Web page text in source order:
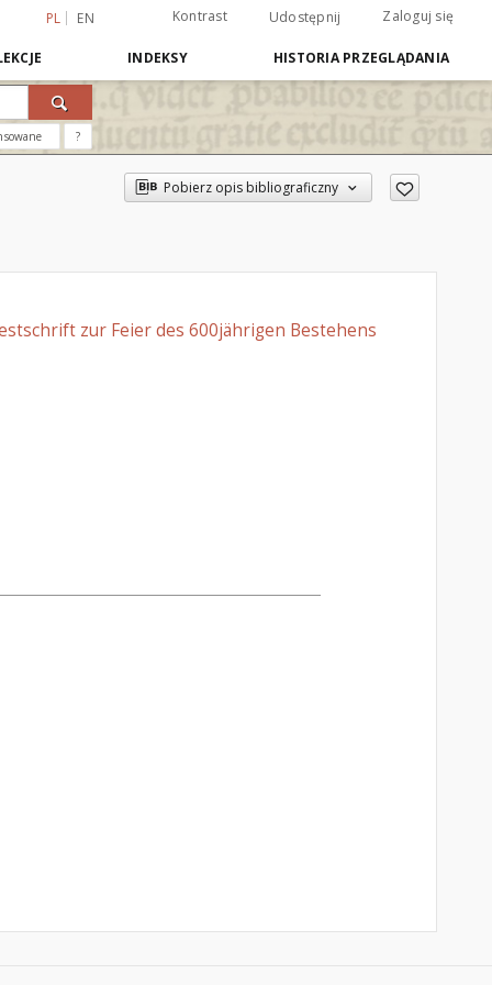
PL EN Kontrast Udostępnij Zaloguj się
INDEKSY HISTORIA PRZEGLĄDANIA
?
Pobierz opis bibliograficzny
zur Feier des 600jährigen Bestehens